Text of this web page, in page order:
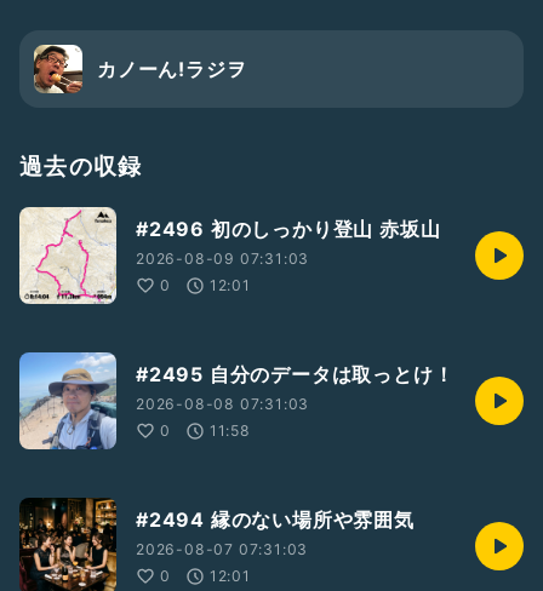
カノーん!ラジヲ
過去の収録
#2496 初のしっかり登山 赤坂山
2026-08-09 07:31:03
0
12:01
#2495 自分のデータは取っとけ！
2026-08-08 07:31:03
0
11:58
#2494 縁のない場所や雰囲気
2026-08-07 07:31:03
0
12:01